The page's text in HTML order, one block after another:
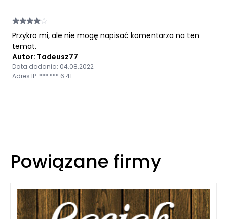
Przykro mi, ale nie mogę napisać komentarza na ten
temat.
Autor: Tadeusz77
Data dodania: 04.08.2022
Adres IP: ***.***.6.41
Powiązane firmy